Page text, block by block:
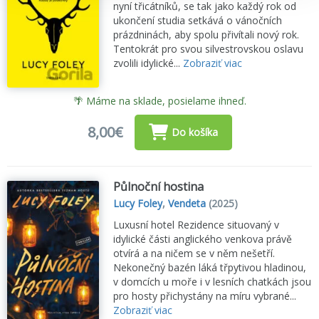
nyní třicátníků, se tak jako každý rok od
ukončení studia setkává o vánočních
prázdninách, aby spolu přivítali nový rok.
Tentokrát pro svou silvestrovskou oslavu
zvolili idylické... Zobraziť viac
🌴 Máme na sklade, posielame ihneď.
8,00€ Do košíka
Půlnoční hostina
Lucy Foley,Vendeta (2025)
Luxusní hotel Rezidence situovaný v
idylické části anglického venkova právě
otvírá a na ničem se v něm nešetří.
Nekonečný bazén láká třpytivou hladinou,
v domcích u moře i v lesních chatkách jsou
pro hosty přichystány na míru vybrané...
Zobraziť viac